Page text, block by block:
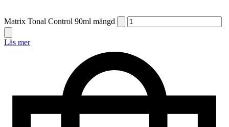
Matrix Tonal Control 90ml mängd
Läs mer